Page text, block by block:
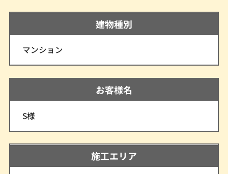
建物種別
マンション
お客様名
S様
施工エリア